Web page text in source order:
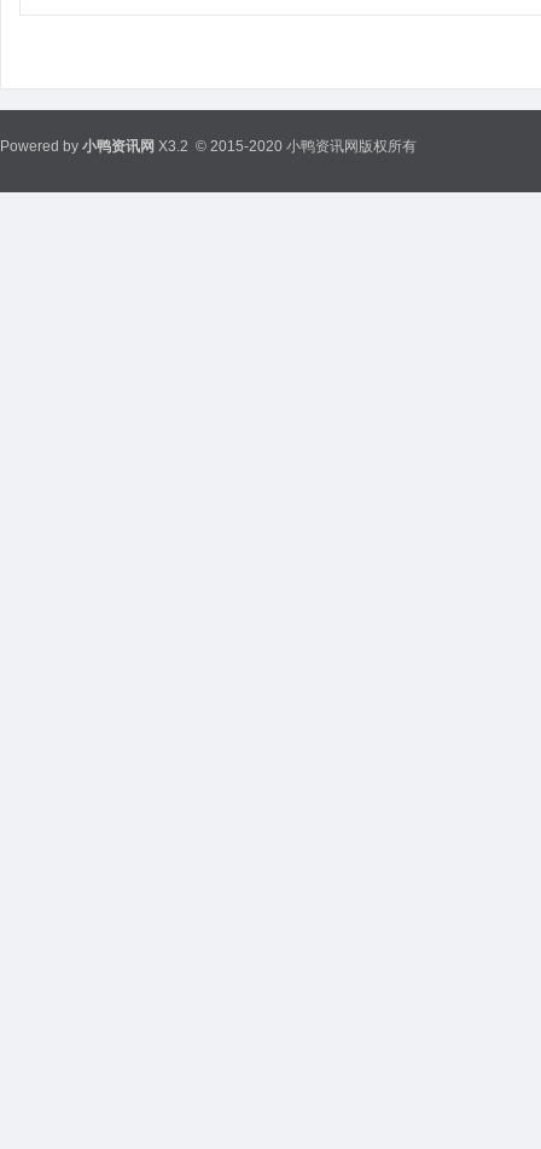
Powered by 小鸭资讯网 X3.2 © 2015-2020 小鸭资讯网版权所有